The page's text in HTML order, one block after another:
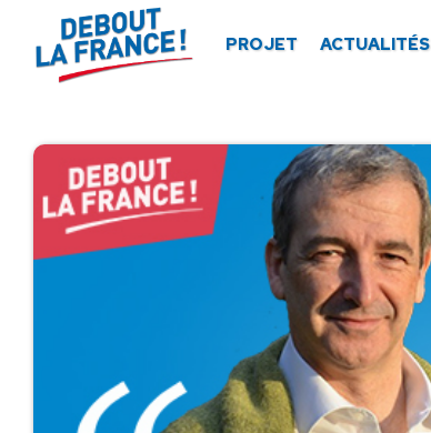
PROJET ACTUALITÉS
Panneau de gestion des cookies